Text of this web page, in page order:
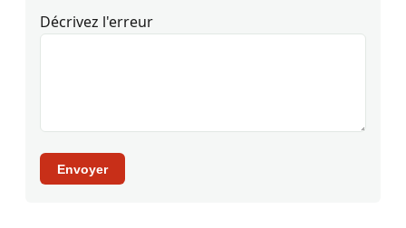
Décrivez l'erreur
Envoyer